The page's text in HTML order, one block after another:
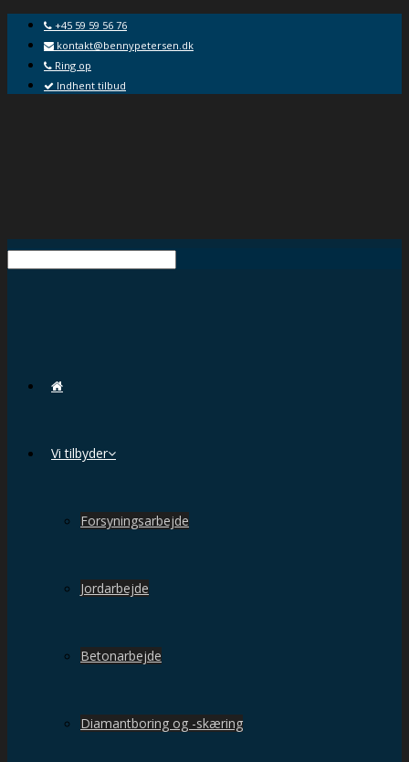
+45 59 59 56 76
kontakt@bennypetersen.dk
Ring op
Indhent tilbud
Vi tilbyder
Forsyningsarbejde
Jordarbejde
Betonarbejde
Diamantboring og -skæring